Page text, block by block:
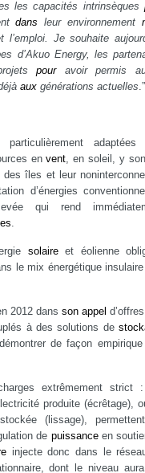
les capacités intrinsèques
dans leur environnement
l’emploi. Je souhaite
d’Akuo Energy, les
pouravoir permis
aux générations actuelles.”
envent, en soleil, y
des îles et leur
d’énergies
qui rend
.
solaireet éolienne
le mix énergétique
2012 dans son appel
à des solutions de
de façon empirique
extrêmement strict
produite (écrêtage),
(lissage),
de puissanceen
injecte donc dans le
dont le niveau